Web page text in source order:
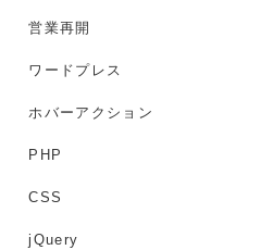
営業再開
ワードプレス
ホバーアクション
PHP
CSS
jQuery